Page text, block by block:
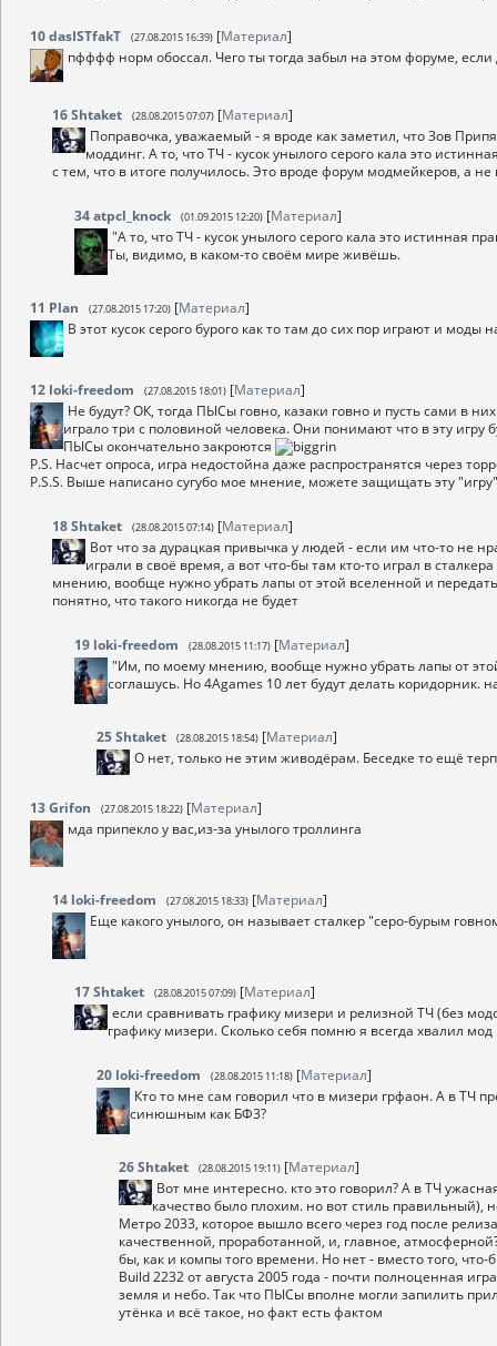
10dasISTfakT (27.08.2015 16:39) [Материал]
пфффф норм обоссал. Чего ты тогда забыл на этом форуме, если
16Shtaket (28.08.2015 07:07) [Материал]
Поправочка, уважаемый - я вроде как заметил, что Зов
моддинг. А то, что ТЧ - кусок унылого серого кала это
с тем, что в итоге получилось. Это вроде форум модмейкеров, а
34atpcl_knock (01.09.2015 12:20) [Материал]
"А то, что ТЧ - кусок унылого серого кала это истинная
Ты, видимо, в каком-то своём мире живёшь.
11 Plan (27.08.2015 17:20) [Материал]
В этот кусок серого бурого как то там до сих пор играют и моды
12 loki-freedom (27.08.2015 18:01) [Материал]
Не будут? ОК, тогда ПЫСы говно, казаки говно и пусть сами в
играло три с половиной человека. Они понимают что в эту игру
ПЫСы окончательно закроются
P.S. Насчет опроса, игра недостойна даже распространятся через
P.S.S. Выше написано сугубо мое мнение, можете защищать эту
18Shtaket (28.08.2015 07:14) [Материал]
Вот что за дурацкая привычка у людей - если им что-то не
играли в своё время, а вот что-бы там кто-то играл в
мнению, вообще нужно убрать лапы от этой вселенной и
понятно, что такого никогда не будет
19 loki-freedom (28.08.2015 11:17) [Материал]
"Им, по моему мнению, вообще нужно убрать лапы от
соглашусь. Но 4Agames 10 лет будут делать коридорник.
25Shtaket (28.08.2015 18:54) [Материал]
О нет, только не этим живодёрам. Беседке то ещё
13Grifon (27.08.2015 18:22) [Материал]
мда припекло у вас,из-за унылого троллинга
14 loki-freedom (27.08.2015 18:33) [Материал]
Еще какого унылого, он называет сталкер "серо-бурым
17Shtaket (28.08.2015 07:09) [Материал]
если сравнивать графику мизери и релизной ТЧ (без
графику мизери. Сколько себя помню я всегда хвалил
20 loki-freedom (28.08.2015 11:18) [Материал]
Кто то мне сам говорил что в мизери грфаон. А в ТЧ
синюшным как БФ3?
26Shtaket (28.08.2015 19:11) [Материал]
Вот мне интересно. кто это говорил? А в ТЧ
качество было плохим. но вот стиль
Метро 2033, которое вышло всего через год после
качественной, проработанной, и, главное,
бы, как и компы того времени. Но нет - вместо того,
Build 2232 от августа 2005 года - почти полноценная
земля и небо. Так что ПЫСы вполне могли запилить
утёнка и всё такое, но факт есть фактом